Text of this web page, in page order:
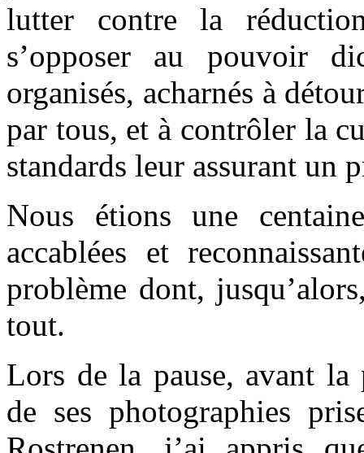
lutter contre la
s’opposer au pouvoir
organisés, acharnés à
par tous, et à contrôler la
standards leur assurant un
Nous étions une
accablées et
problème dont,
tout.
Lors de la pause, avant la
de ses photographies